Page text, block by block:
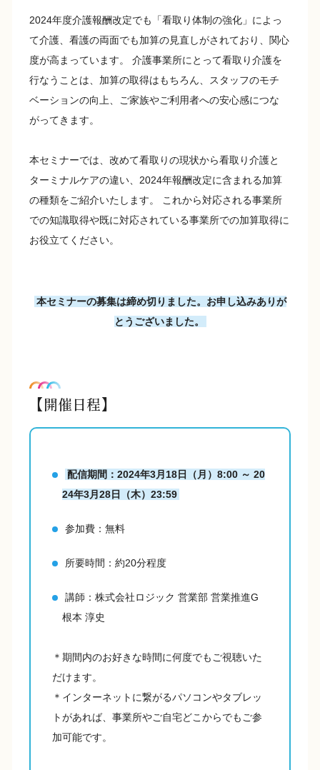
2024年度介護報酬改定でも「看取り体制の強化」によっ
て介護、看護の両面でも加算の見直しがされており、関心
度が高まっています。 介護事業所にとって看取り介護を
行なうことは、加算の取得はもちろん、スタッフのモチ
ベーションの向上、ご家族やご利用者への安心感につな
がってきます。
本セミナーでは、改めて看取りの現状から看取り介護と
ターミナルケアの違い、2024年報酬改定に含まれる加算
の種類をご紹介いたします。 これから対応される事業所
での知識取得や既に対応されている事業所での加算取得に
お役立てください。
本セミナーの募集は締め切りました。お申し込みありが
とうございました。
【開催日程】
配信期間：2024年3月18日（月）8:00 ～ 20
24年3月28日（木）23:59
参加費：無料
所要時間：約20分程度
講師：株式会社ロジック 営業部 営業推進G
根本 淳史
＊期間内のお好きな時間に何度でもご視聴いた
だけます。
＊インターネットに繋がるパソコンやタブレッ
トがあれば、事業所やご自宅どこからでもご参
加可能です。